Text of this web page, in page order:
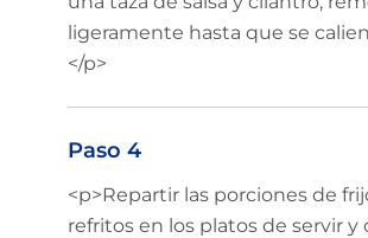
ligeramente hasta que se
</p>
Paso 4
<p>Repartir las porciones de
refritos en los platos de servir y